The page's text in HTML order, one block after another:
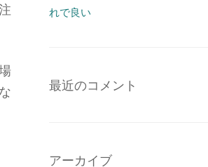
れで良い
最近のコメント
アーカイブ